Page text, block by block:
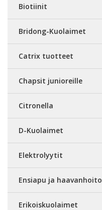
Biotiinit
Bridong-Kuolaimet
Catrix tuotteet
Chapsit junioreille
Citronella
D-Kuolaimet
Elektrolyytit
Ensiapu ja haavanhoito
Erikoiskuolaimet